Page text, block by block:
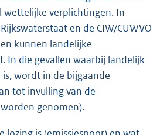
wettelijke verplichtingen. In
en de CIW/CUWVO
kunnen landelijke
In die gevallen waarbij landelijk
wordt in de bijgaande
tot invulling van de
genomen).